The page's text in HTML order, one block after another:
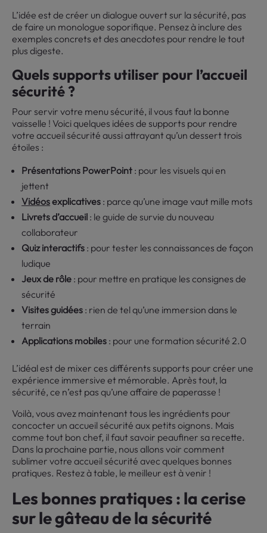
L’idée est de créer un dialogue ouvert sur la sécurité, pas
de faire un monologue soporifique. Pensez à inclure des
exemples concrets et des anecdotes pour rendre le tout
plus digeste.
Quels supports utiliser pour l’accueil
sécurité ?
Pour servir votre menu sécurité, il vous faut la bonne
vaisselle ! Voici quelques idées de supports pour rendre
votre accueil sécurité aussi attrayant qu’un dessert trois
étoiles :
Présentations PowerPoint : pour les visuels qui en
jettent
Vidéosexplicatives : parce qu’une image vaut mille mots
Livrets d’accueil : le guide de survie du nouveau
collaborateur
Quiz interactifs : pour tester les connaissances de façon
ludique
Jeux de rôle : pour mettre en pratique les consignes de
sécurité
Visites guidées : rien de tel qu’une immersion dans le
terrain
Applications mobiles : pour une formation sécurité 2.0
L’idéal est de mixer ces différents supports pour créer une
expérience immersive et mémorable. Après tout, la
sécurité, ce n’est pas qu’une affaire de paperasse !
Voilà, vous avez maintenant tous les ingrédients pour
concocter un accueil sécurité aux petits oignons. Mais
comme tout bon chef, il faut savoir peaufiner sa recette.
Dans la prochaine partie, nous allons voir comment
sublimer votre accueil sécurité avec quelques bonnes
pratiques. Restez à table, le meilleur est à venir !
Les bonnes pratiques : la cerise
sur le gâteau de la sécurité